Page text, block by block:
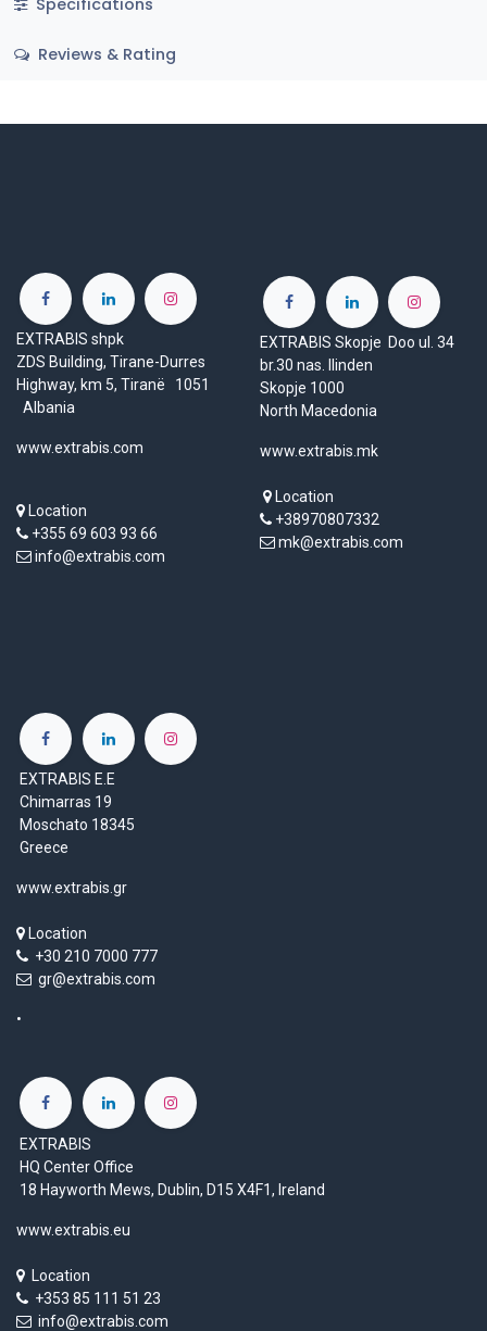
Reviews & Rating
EXTRABIS shpk
ZDS Building, Tirane-Durres
Highway, km 5, Tiranë 1051
Albania
www.extrabis.com
Location
+355 69 603 93 66
info@extrabis.com
EXTRABIS Skopje Doo ul. 34
br.30 nas. Ilinden
Skopje 1000
North Macedonia
www.extrabis.mk
Location
+38970807332
mk@extrabis.com
EXTRABIS E.E
Chimarras 19
Moschato 18345
Greece
www.extrabis.gr
Location
+30 210 7000 777
gr@extrabis.com
EXTRABIS
HQ Center Office
18 Hayworth Mews, Dublin, D15 X4F1, Ireland
www.extrabis.eu
Location
+353 85 111 51 23
info@extrabis.com